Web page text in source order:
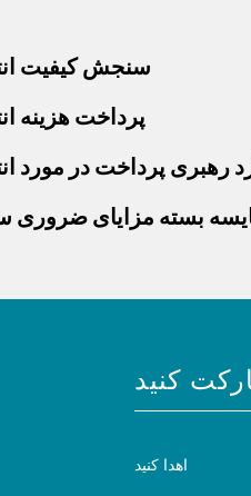
سنجش کیفیت
پرداخت هزینه
رهبری پرداخت در مورد
بسته مزایای ضروری
کنید
اهدا کنید